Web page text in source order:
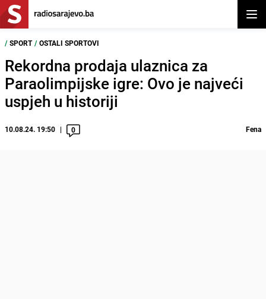
/ SPORT / OSTALI SPORTOVI
Rekordna prodaja ulaznica za
Paraolimpijske igre: Ovo je najveći
uspjeh u historiji
10.08.24. 19:50 0 Fena